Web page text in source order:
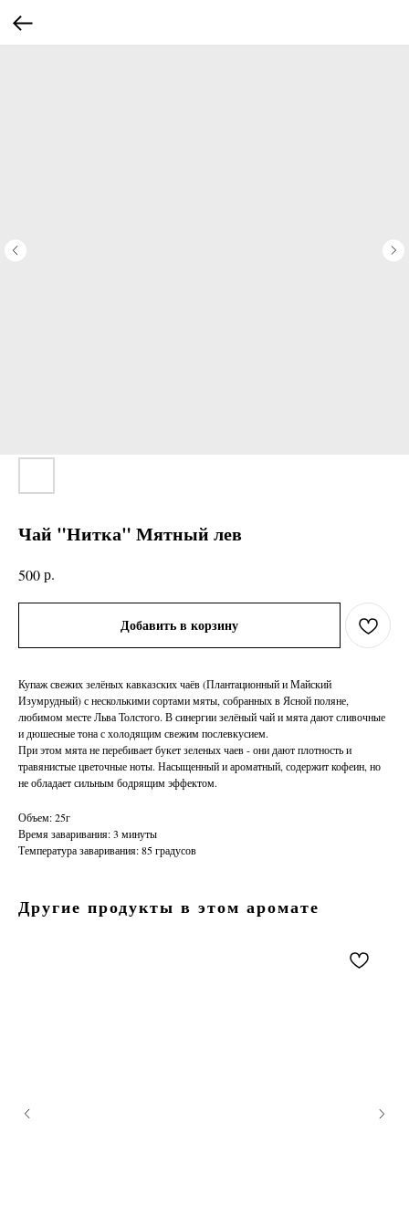
Чай "Нитка" Мятный лев
500р.
Добавить в корзину
Купаж свежих зелёных кавказских чаёв (Плантационный и Майский
Изумрудный) с несколькими сортами мяты, собранных в Ясной поляне,
любимом месте Льва Толстого. В синергии зелёный чай и мята дают сливочные
и дюшесные тона с холодящим свежим послевкусием.
При этом мята не перебивает букет зеленых чаев - они дают плотность и
травянистые цветочные ноты. Насыщенный и ароматный, содержит кофеин, но
не обладает сильным бодрящим эффектом.
Объем: 25г
Время заваривания: 3 минуты
Температура заваривания: 85 градусов
Другие продукты в этом аромате